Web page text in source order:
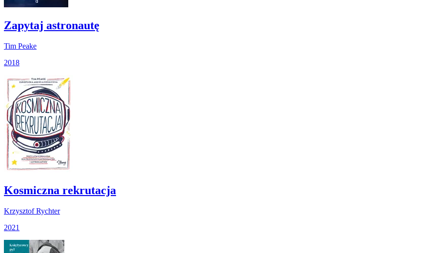
Zapytaj astronautę
Tim Peake
2018
Kosmiczna rekrutacja
Krzysztof Rychter
2021